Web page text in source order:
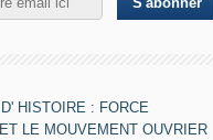
HISTOIRE : FORCE
LE MOUVEMENT OUVRIER